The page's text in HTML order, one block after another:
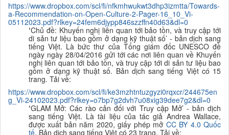
https://www.dropbox.com/scl/fi/nfkmhwukwt3dhp3izmtta/Towards-
a-Recommendation-on-Open-Culture-2-Pager-16_10_Vi-
05112023.pdf?rlkey=24fem6djypp846szzffn40d63&dl=0
‘Chủ đề: Khuyến nghị liên quan tới bảo tồn, và truy cập tới
di sản tư liệu bao gồm ở dạng kỹ thuật số’ - bản dịch sang
tiếng Việt. Là bức thư của Tổng giám đốc UNESCO đề
ngày ngày 28/04/2016 gửi tới các nơi liên quan về Khuyến
nghị liên quan tới bảo tồn, và truy cập tới di sản tư liệu bao
gồm ở dạng kỹ thuật số. Bản dịch sang tiếng Việt có 15
trang. Tải về:
https://www.dropbox.com/scl/fi/ke3mzhtntuzgyzi0rqxcr/244675en
g_Vi-24102023.pdf?rlkey=o7bp7g2dvh7u08xig39dee7g2&dl=0
‘GLAM Mở: Các rào cản đối với Truy cập Mở’ - bản dịch
sang tiếng Việt. Là tài liệu của tác giả Andrea Wallace,
được xuất bản năm 2020, giấy phép mở CC BY 4.0 Quốc
tế. Bản dịch sang tiếng Việt có 23 trang. Tải về: